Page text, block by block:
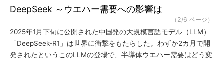
DeepSeek ～ウエハー需要への影響は
（2/6 ページ）
2025年1月下旬に公開された中国発の大規模言語モデル（LLM）
「DeepSeek-R1」は世界に衝撃をもたらした。わずか2カ月で開
発されたというこのLLMの登場で、半導体ウエハー需要はどう変